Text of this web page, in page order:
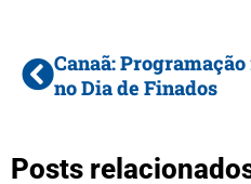
Canaã:
no Dia de Finados
Posts